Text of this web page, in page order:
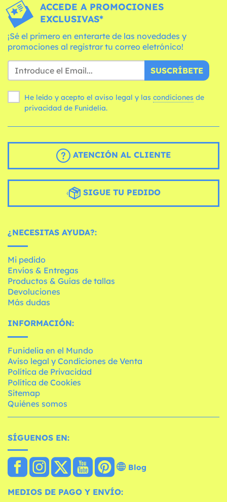
ACCEDE A PROMOCIONES
EXCLUSIVAS*
¡Sé el primero en enterarte de las novedades y
promociones al registrar tu correo eletrónico!
SUSCRÍBETE
He leído y acepto el aviso legal y las condiciones
privacidad de Funidelia.
ATENCIÓN AL CLIENTE
SIGUE TU PEDIDO
¿NECESITAS AYUDA?:
Mi pedido
Envíos & Entregas
Productos & Guías de tallas
Devoluciones
Más dudas
INFORMACIÓN:
Funidelia en el Mundo
Aviso legal y Condiciones de Venta
Política de Privacidad
Política de Cookies
Sitemap
Quiénes somos
SÍGUENOS EN:
Blog
MEDIOS DE PAGO Y ENVÍO: